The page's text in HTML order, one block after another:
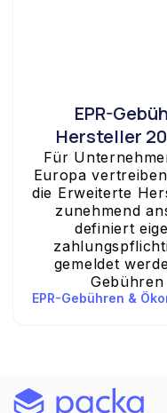
EPR-
Hersteller
Für
Europa
die Erweiterte
zunehmend
definiert
gemeldet
EPR-Gebühren &